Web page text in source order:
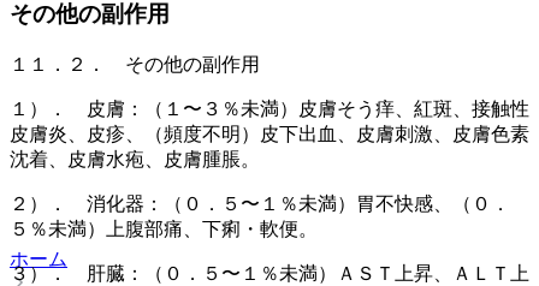
その他の副作用
１１．２． その他の副作用
１）． 皮膚：（１〜３％未満）皮膚そう痒、紅斑、接触性
皮膚炎、皮疹、（頻度不明）皮下出血、皮膚刺激、皮膚色素
沈着、皮膚水疱、皮膚腫脹。
２）． 消化器：（０．５〜１％未満）胃不快感、（０．
５％未満）上腹部痛、下痢・軟便。
３）． 肝臓：（０．５〜１％未満）ＡＳＴ上昇、ＡＬＴ上
ホーム